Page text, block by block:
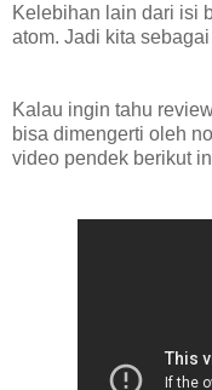
Kelebihan lain dari isi
atom. Jadi kita
Kalau ingin tahu
bisa dimengerti oleh
video pendek berikut